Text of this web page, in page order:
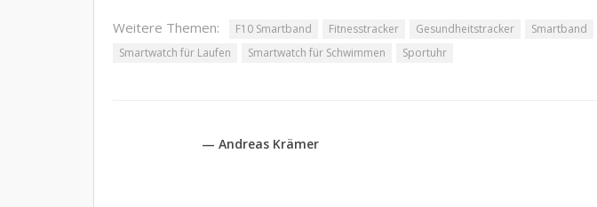
Weitere Themen: F10 Smartband Fitnesstracker Gesundheitstracker Smartband
Smartwatch für Laufen
Smartwatch für Schwimmen Sportuhr
— Andreas Krämer